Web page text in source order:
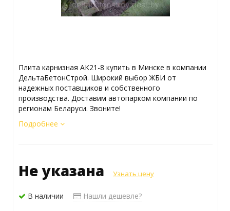
Плита карнизная АК21-8 купить в Минске в компании
ДельтаБетонСтрой. Широкий выбор ЖБИ от
надежных поставщиков и собственного
производства. Доставим автопарком компании по
регионам Беларуси. Звоните!
Подробнее
Не указана Узнать цену
В наличии Нашли дешевле?